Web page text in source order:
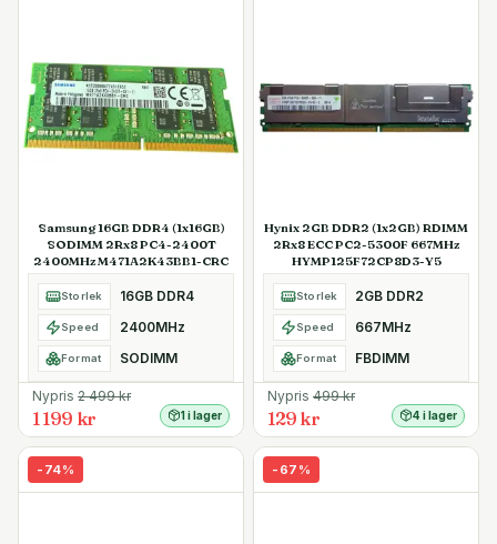
Samsung 16GB DDR4 (1x16GB)
SODIMM 2Rx8 PC4-2400T
2400MHz M471A2K43BB1-CRC
Storlek 16GB DDR4
Speed 2400MHz
Format SODIMM
Nypris 2 499kr
1 199 kr 1 i lager
Hynix 2GB DDR2 (1x2GB) RDIMM
2Rx8 ECC PC2-5300F 667MHz
HYMP125F72CP8D3-Y5
Storlek 2GB DDR2
Speed 667MHz
Format FBDIMM
Nypris 499kr
129 kr 4 i lager
- 74% - 67 %